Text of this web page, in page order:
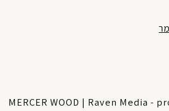
© 2024 MERCER WOOD | Raven